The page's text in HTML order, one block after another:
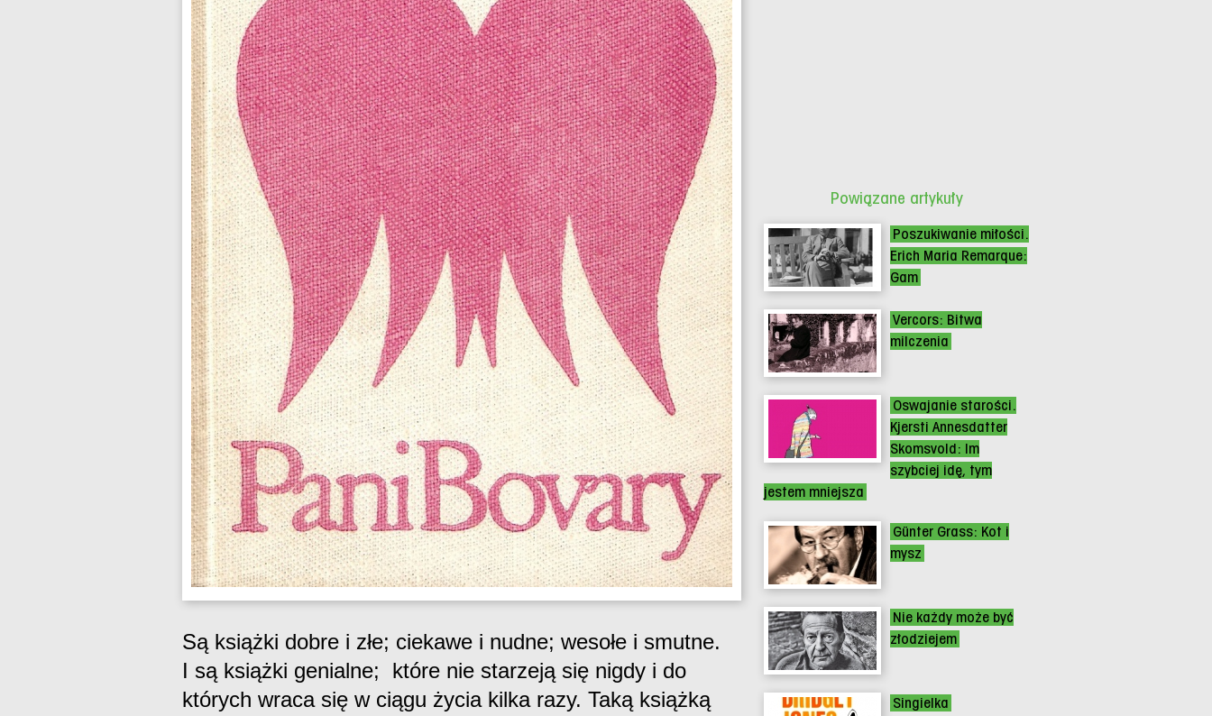
Są książki dobre i złe; ciekawe i nudne; wesołe i smutne.
I są książki genialne; które nie starzeją się nigdy i do
których wraca się w ciągu życia kilka razy. Taką książką
Powiązane artykuły
Poszukiwanie miłości.
Erich Maria Remarque:
Gam
Vercors: Bitwa
milczenia
Oswajanie starości.
Kjersti Annesdatter
Skomsvold: Im
szybciej idę, tym
jestem mniejsza
Günter Grass: Kot i
mysz
Nie każdy może być
złodziejem
Singielka